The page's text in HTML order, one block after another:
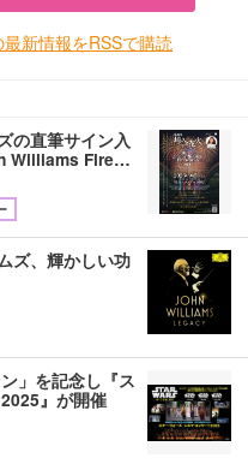
新情報をRSSで購読
の直筆サイン入
Williams Fire…
ズ、輝かしい功
」を記念し『ス
』が開催